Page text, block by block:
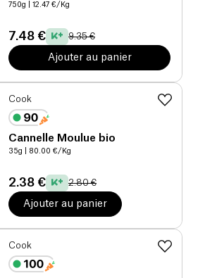
750g | 12.47 €/Kg
7.48 € 9.35 €
Ajouter au panier
Cook
Cannelle Moulue bio
35g | 80.00 €/Kg
2.38 € 2.80 €
Ajouter au panier
Cook